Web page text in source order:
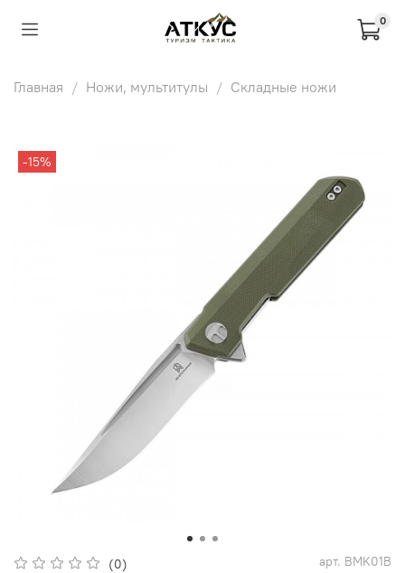
0
Главная Ножи, мультитулы Складные ножи
-15%
(0) арт. BMK01B